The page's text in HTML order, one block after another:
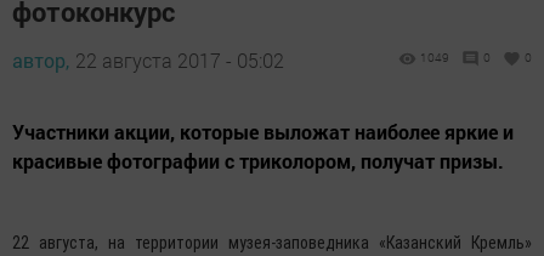
фотоконкурс
автор, 22 августа 2017 - 05:02 1049 0 0
Участники акции, которые выложат наиболее яркие и
красивые фотографии с триколором, получат призы.
22 августа, на территории музея-заповедника «Казанский Кремль»